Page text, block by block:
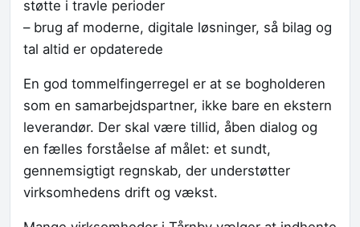
støtte i travle perioder
– brug af moderne, digitale løsninger, så bilag og
tal altid er opdaterede
En god tommelfingerregel er at se bogholderen
som en samarbejdspartner, ikke bare en ekstern
leverandør. Der skal være tillid, åben dialog og
en fælles forståelse af målet: et sundt,
gennemsigtigt regnskab, der understøtter
virksomhedens drift og vækst.